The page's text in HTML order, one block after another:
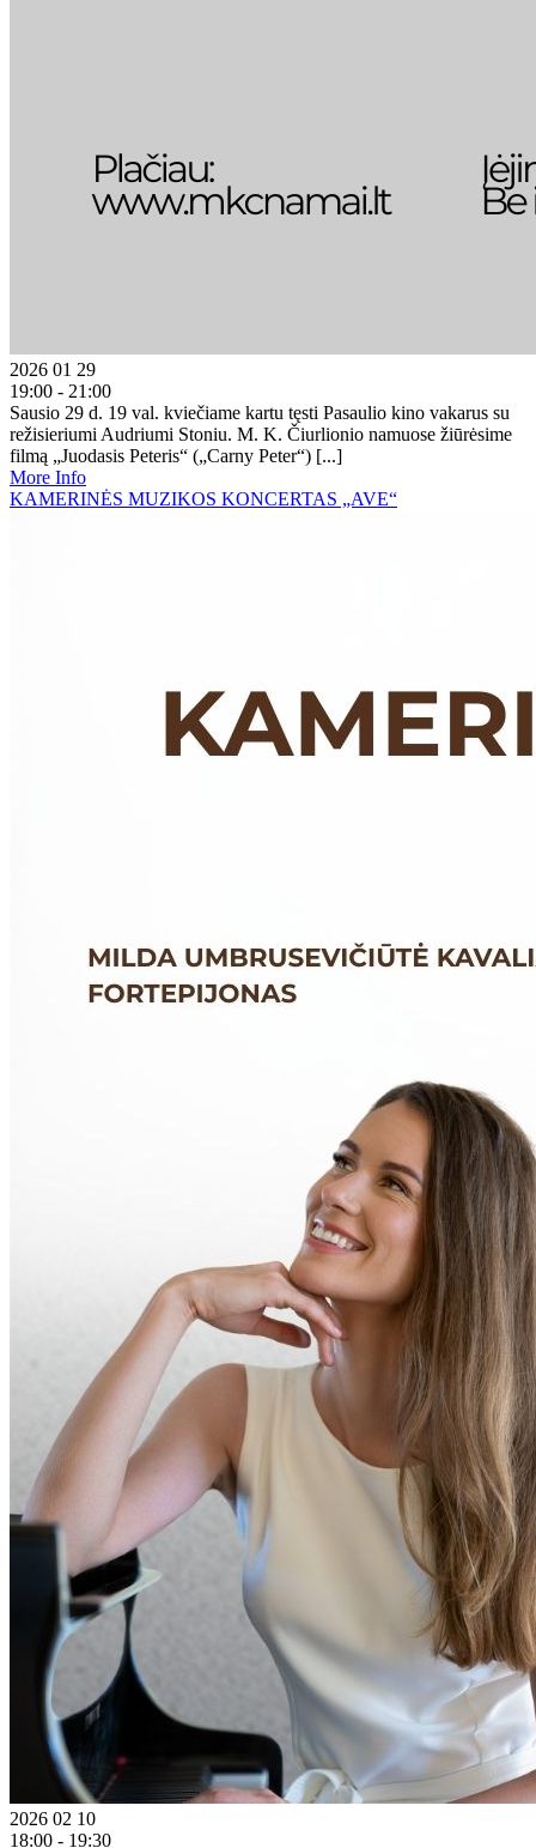
2026 01 29
19:00 - 21:00
Sausio 29 d. 19 val. kviečiame kartu tęsti Pasaulio kino vakarus su
režisieriumi Audriumi Stoniu. M. K. Čiurlionio namuose žiūrėsime
filmą „Juodasis Peteris“ („Carny Peter“) [...]
More Info
KAMERINĖS MUZIKOS KONCERTAS „AVE“
2026 02 10
18:00 - 19:30